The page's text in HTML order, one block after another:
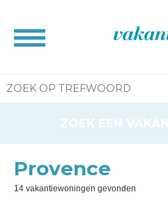
CONTACT
RESERVATIE INFO
ZOEK EEN
Provence
14 vakantiewoningen gevonden